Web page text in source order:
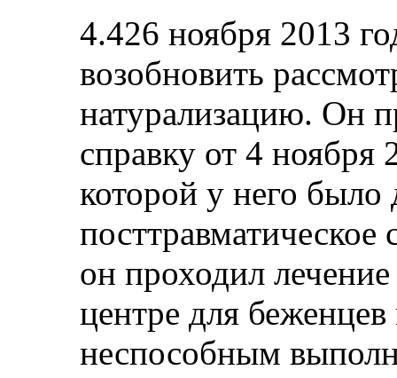
4.426 ноября 2013
возобновить
натурализацию. Он
справку от 4 ноября
которой у него было
посттравматическое
он проходил
центре для
неспособным